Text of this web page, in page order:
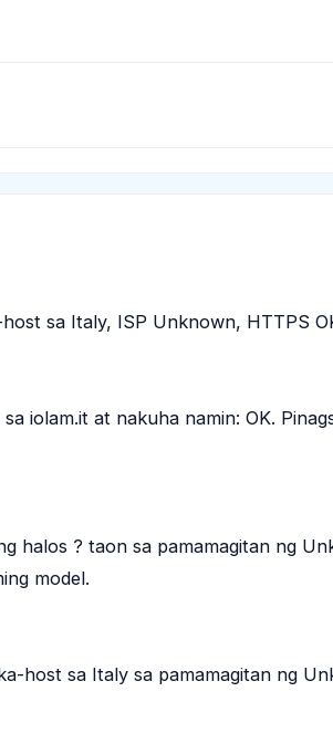
sa Italy, ISP Unknown, HTTPS
iolam.it at nakuha namin: OK.
halos ? taon sa pamamagitan ng
model.
host sa Italy sa pamamagitan ng